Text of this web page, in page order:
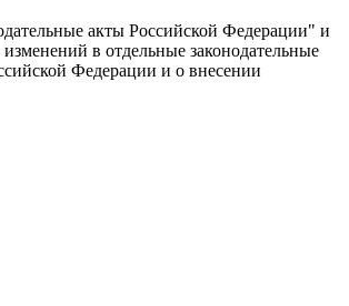
акты Российской Федерации" и
в отдельные законодательные
Федерации и о внесении